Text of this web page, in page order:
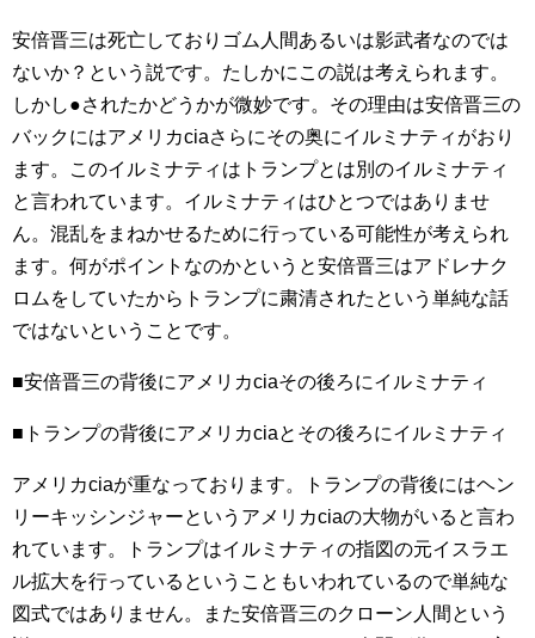
安倍晋三は死亡しておりゴム人間あるいは影武者なのでは
ないか？という説です。たしかにこの説は考えられます。
しかし●されたかどうかが微妙です。その理由は安倍晋三の
バックにはアメリカciaさらにその奥にイルミナティがおり
ます。このイルミナティはトランプとは別のイルミナティ
と言われています。イルミナティはひとつではありませ
ん。混乱をまねかせるために行っている可能性が考えられ
ます。何がポイントなのかというと安倍晋三はアドレナク
ロムをしていたからトランプに粛清されたという単純な話
ではないということです。
■安倍晋三の背後にアメリカciaその後ろにイルミナティ
■トランプの背後にアメリカciaとその後ろにイルミナティ
アメリカciaが重なっております。トランプの背後にはヘン
リーキッシンジャーというアメリカciaの大物がいると言わ
れています。トランプはイルミナティの指図の元イスラエ
ル拡大を行っているということもいわれているので単純な
図式ではありません。また安倍晋三のクローン人間という